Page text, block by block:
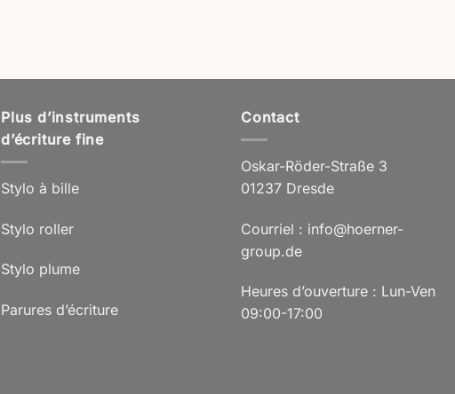
Plus d’instruments
d’écriture fine
Stylo à bille
Stylo roller
Stylo plume
Parures d’écriture
Contact
Oskar-Röder-Straße 3
01237 Dresde
Courriel : info@hoerner-
group.de
Heures d’ouverture : Lun-Ven
09:00-17:00